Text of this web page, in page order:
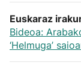
Atletismo
Carreras de
Euskaraz
Bideoa:
‘Helmuga’